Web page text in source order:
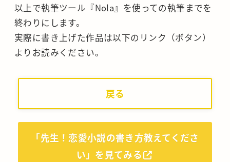
以上で執筆ツール『Nola』を使っての執筆までを
終わりにします。
実際に書き上げた作品は以下のリンク（ボタン）
よりお読みください。
戻る
「先生！恋愛小説の書き方教えてくださ
い」を見てみる